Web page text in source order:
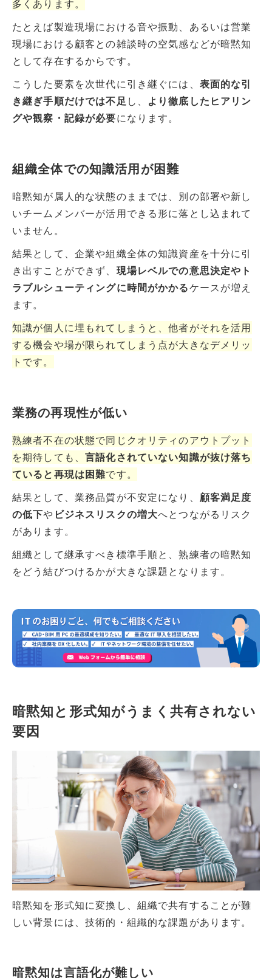
多くあります。
たとえば製造現場における音や振動、あるいは営業
現場における顧客との雑談時の空気感などが暗黙知
として存在するからです。
こうした要素を次世代に引き継ぐには、 表面的な引
き継ぎ手順だけでは不足し、 より徹底したヒアリン
グや観察・記録が必要になります。
組織全体での知識活用が困難
暗黙知が属人的な状態のままでは、別の部署や新し
いチームメンバーが活用できる形に落とし込まれて
いません。
結果として、企業や組織全体の知識資産を十分に引
き出すことができず、 現場レベルでの意思決定やト
ラブルシューティングに時間がかかるケースが増え
ます。
知識が個人に埋もれてしまうと、他者がそれを活用
する機会や場が限られてしまう点が大きなデメリッ
トです。
業務の再現性が低い
熟練者不在の状態で同じクオリティのアウトプット
を期待しても、言語化されていない知識が抜け落ち
ていると再現は困難です。
結果として、業務品質が不安定になり、 顧客満足度
の低下や ビジネスリスクの増大へとつながるリスク
があります。
組織として継承すべき標準手順と、熟練者の暗黙知
をどう結びつけるかが大きな課題となります。
暗黙知と形式知がうまく共有されない
要因
暗黙知を形式知に変換し、組織で共有することが難
しい背景には、技術的・組織的な課題があります。
暗黙知は言語化が難しい